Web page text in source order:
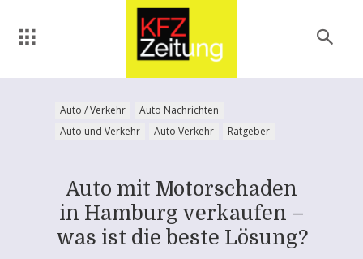
Auto / Verkehr
Auto Nachrichten
Auto und Verkehr
Auto Verkehr Ratgeber
Auto mit Motorschaden
in Hamburg verkaufen –
was ist die beste Lösung?